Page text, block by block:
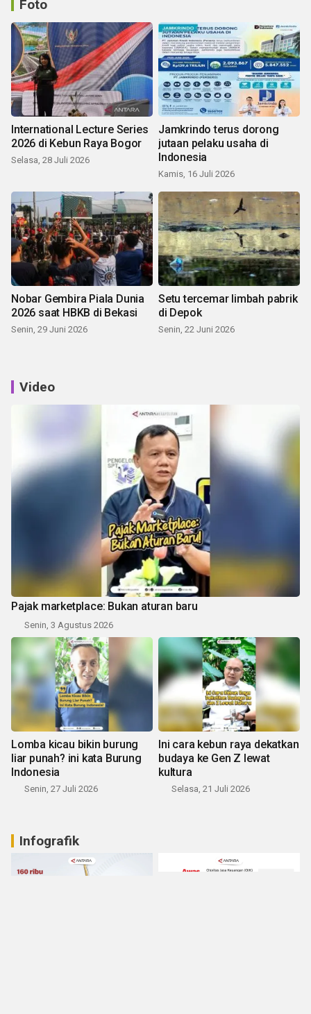
Foto
International Lecture Series
2026 di Kebun Raya Bogor
Selasa, 28 Juli 2026
Jamkrindo terus dorong
jutaan pelaku usaha di
Indonesia
Kamis, 16 Juli 2026
Nobar Gembira Piala Dunia
2026 saat HBKB di Bekasi
Senin, 29 Juni 2026
Setu tercemar limbah pabrik
di Depok
Senin, 22 Juni 2026
Video
Pajak marketplace: Bukan aturan baru
Senin, 3 Agustus 2026
Lomba kicau bikin burung
liar punah? ini kata Burung
Indonesia
Senin, 27 Juli 2026
Ini cara kebun raya dekatkan
budaya ke Gen Z lewat
kultura
Selasa, 21 Juli 2026
Infografik